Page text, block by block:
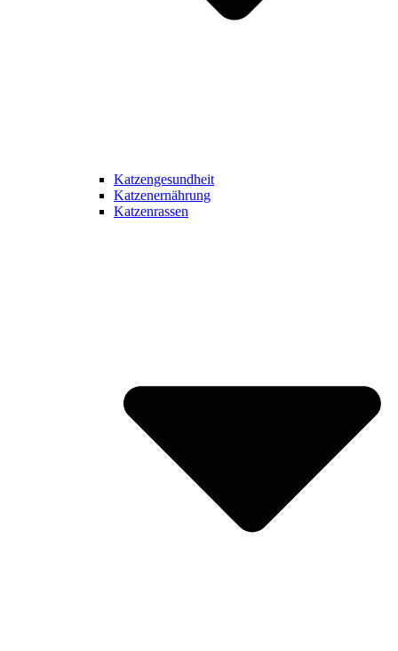
Katzengesundheit
Katzenernährung
Katzenrassen